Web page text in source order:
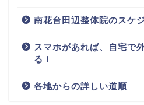
南花台田辺整体院のスケ
スマホがあれば、自宅で
る！
各地からの詳しい道順